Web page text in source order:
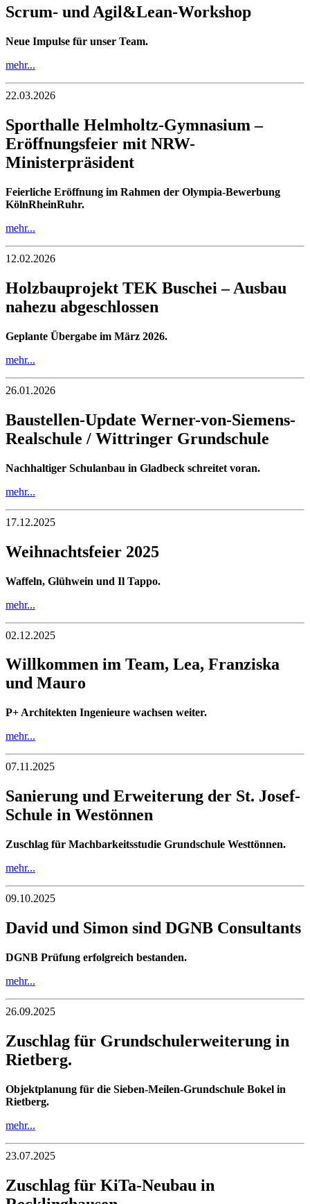
Scrum- und Agil&Lean-Workshop
Neue Impulse für unser Team.
mehr...
22.03.2026
Sporthalle Helmholtz‑Gymnasium –
Eröffnungsfeier mit NRW-
Ministerpräsident
Feierliche Eröffnung im Rahmen der Olympia‑Bewerbung
KölnRheinRuhr.
mehr...
12.02.2026
Holzbauprojekt TEK Buschei – Ausbau
nahezu abgeschlossen
Geplante Übergabe im März 2026.
mehr...
26.01.2026
Baustellen-Update Werner-von-Siemens-
Realschule / Wittringer Grundschule
Nachhaltiger Schulanbau in Gladbeck schreitet voran.
mehr...
17.12.2025
Weihnachtsfeier 2025
Waffeln, Glühwein und Il Tappo.
mehr...
02.12.2025
Willkommen im Team, Lea, Franziska
und Mauro
P+ Architekten Ingenieure wachsen weiter.
mehr...
07.11.2025
Sanierung und Erweiterung der St. Josef-
Schule in Westönnen
Zuschlag für Machbarkeitsstudie Grundschule Westtönnen.
mehr...
09.10.2025
David und Simon sind DGNB Consultants
DGNB Prüfung erfolgreich bestanden.
mehr...
26.09.2025
Zuschlag für Grundschulerweiterung in
Rietberg.
Objektplanung für die Sieben-Meilen-Grundschule Bokel in
Rietberg.
mehr...
23.07.2025
Zuschlag für KiTa-Neubau in